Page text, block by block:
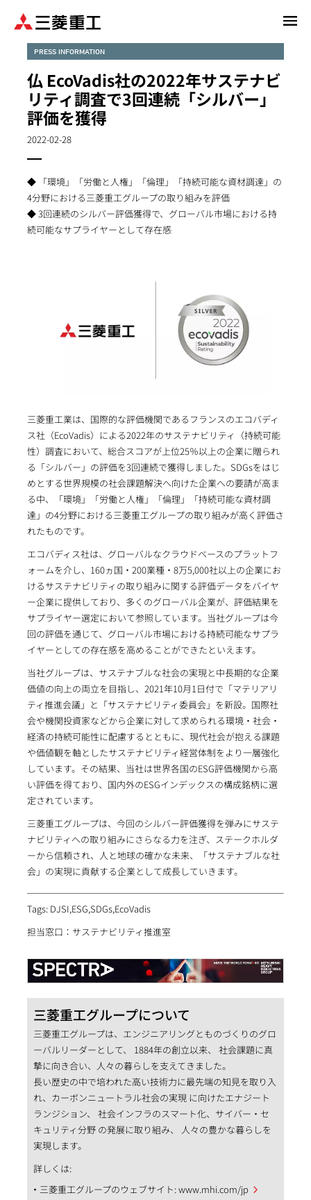
PRESS INFORMATION
仏 EcoVadis社の2022年サステナビ
リティ調査で3回連続「シルバー」
評価を獲得
2022-02-28
◆ 「環境」「労働と人権」「倫理」「持続可能な資材調達」の
4分野における三菱重工グループの取り組みを評価
◆ 3回連続のシルバー評価獲得で、グローバル市場における持
続可能なサプライヤーとして存在感
三菱重工業は、国際的な評価機関であるフランスのエコバディ
ス社（EcoVadis）による2022年のサステナビリティ（持続可能
性）調査において、総合スコアが上位25％以上の企業に贈られ
る「シルバー」の評価を3回連続で獲得しました。SDGsをはじ
めとする世界規模の社会課題解決へ向けた企業への要請が高ま
る中、「環境」「労働と人権」「倫理」「持続可能な資材調
達」の4分野における三菱重工グループの取り組みが高く評価さ
れたものです。
エコバディス社は、グローバルなクラウドベースのプラットフ
ォームを介し、160ヵ国・200業種・8万5,000社以上の企業にお
けるサステナビリティの取り組みに関する評価データをバイヤ
ー企業に提供しており、多くのグローバル企業が、評価結果を
サプライヤー選定において参照しています。当社グループは今
回の評価を通じて、グローバル市場における持続可能なサプラ
イヤーとしての存在感を高めることができたといえます。
当社グループは、サステナブルな社会の実現と中長期的な企業
価値の向上の両立を目指し、2021年10月1日付で「マテリアリ
ティ推進会議」と「サステナビリティ委員会」を新設。国際社
会や機関投資家などから企業に対して求められる環境・社会・
経済の持続可能性に配慮するとともに、現代社会が抱える課題
や価値観を軸としたサステナビリティ経営体制をより一層強化
しています。その結果、当社は世界各国のESG評価機関から高
い評価を得ており、国内外のESGインデックスの構成銘柄に選
定されています。
三菱重工グループは、今回のシルバー評価獲得を弾みにサステ
ナビリティへの取り組みにさらなる力を注ぎ、ステークホルダ
ーから信頼され、人と地球の確かな未来、「サステナブルな社
会」の実現に貢献する企業として成長していきます。
Tags: DJSI,ESG,SDGs,EcoVadis
担当窓口：サステナビリティ推進室
三菱重工グループについて
三菱重工グループは、エンジニアリングとものづくりのグロ
ーバルリーダーとして、 1884年の創立以来、 社会課題に真
摯に向き合い、人々の暮らしを支えてきました。
長い歴史の中で培われた高い技術力に最先端の知見を取り入
れ、カーボンニュートラル社会の実現 に向けたエナジート
ランジション、 社会インフラのスマート化、サイバー・セ
キュリティ分野 の発展に取り組み、 人々の豊かな暮らしを
実現します。
詳しくは:
三菱重工グループのウェブサイト:www.mhi.com/jp